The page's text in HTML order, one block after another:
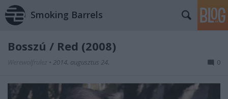
Smoking Barrels
Bosszú / Red (2008)
• 2014. augusztus 24. 0